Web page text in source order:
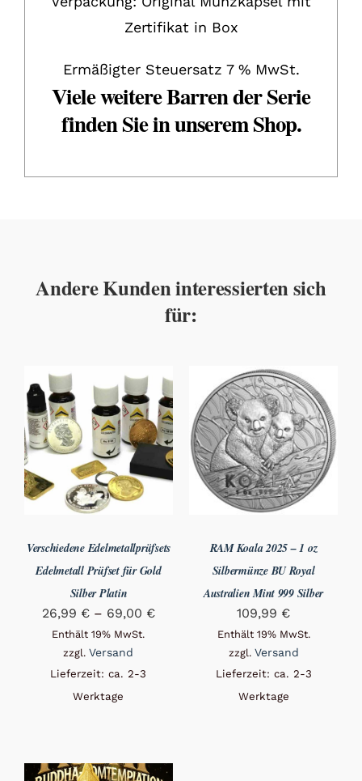
Zertifikat in Box
Ermäßigter Steuersatz 7 % MwSt.
Viele weitere Barren der Serie
finden Sie in unserem Shop.
Andere Kunden interessierten sich
für:
Verschiedene Edelmetallprüfsets
Edelmetall Prüfset für Gold
Silber Platin
26,99 € – 69,00 €Preisspanne:
Enthält 19% MwSt.
zzgl.Versand
Lieferzeit: ca. 2-3
Werktage
RAM Koala 2025 – 1 oz
Silbermünze BU Royal
Australien Mint 999 Silber
109,99 €
Enthält 19% MwSt.
zzgl. Versand
Lieferzeit: ca. 2-3
Werktage